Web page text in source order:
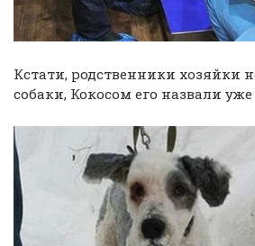
Кстати, родственники хозяйки
собаки, Кокосом его назвали